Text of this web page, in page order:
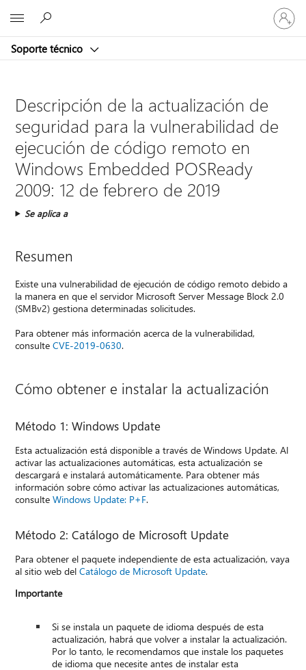
Soporte técnico
Iniciar
sesión
en
cuenta
Descripción de la actualización de
seguridad para la vulnerabilidad de
ejecución de código remoto en
Windows Embedded POSReady
2009: 12 de febrero de 2019
Se aplica a
Resumen
Existe una vulnerabilidad de ejecución de código remoto debido a
la manera en que el servidor Microsoft Server Message Block 2.0
(SMBv2) gestiona determinadas solicitudes.
Para obtener más información acerca de la vulnerabilidad,
consulteCVE-2019-0630.
Cómo obtener e instalar la actualización
Método 1: Windows Update
Esta actualización está disponible a través de Windows Update. Al
activar las actualizaciones automáticas, esta actualización se
descargará e instalará automáticamente. Para obtener más
información sobre cómo activar las actualizaciones automáticas,
consulteWindows Update: P+F.
Método 2: Catálogo de Microsoft Update
Para obtener el paquete independiente de esta actualización, vaya
al sitio web delCatálogo de Microsoft Update.
Importante
Si se instala un paquete de idioma después de esta
actualización, habrá que volver a instalar la actualización.
Por lo tanto, le recomendamos que instale los paquetes
de idioma que necesite antes de instalar esta